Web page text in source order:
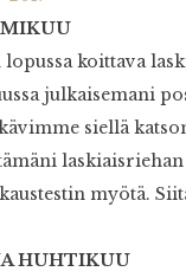
koittava
julkaisemani
siellä
myötä.
HUHTIKUU